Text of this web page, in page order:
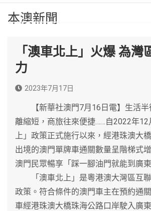
本澳新聞
「澳車北上」火爆 為灣
力
2023年7月17日
【新華社澳門7月16日電】生活半
離縮短，商旅往來便捷……自2022年12
上」政策正式施行以來，經港珠澳大
出境的澳門單牌車通關數量呈階梯式
澳門民眾暢享「踩一腳油門就能到廣
「澳車北上」是粵港澳大灣區互聯
政策。符合條件的澳門車主在預約通
車經港珠澳大橋珠海公路口岸駛入廣